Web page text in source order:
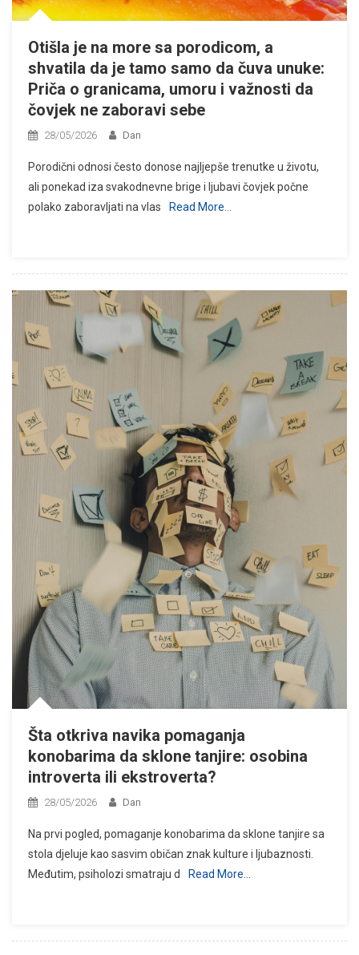
Otišla je na more sa porodicom, a
shvatila da je tamo samo da čuva unuke:
Priča o granicama, umoru i važnosti da
čovjek ne zaboravi sebe
28/05/2026 Dan
Porodični odnosi često donose najljepše trenutke u životu,
ali ponekad iza svakodnevne brige i ljubavi čovjek počne
polako zaboravljati na vlas
Read More…
Šta otkriva navika pomaganja
konobarima da sklone tanjire: osobina
introverta ili ekstroverta?
28/05/2026 Dan
Na prvi pogled, pomaganje konobarima da sklone tanjire sa
stola djeluje kao sasvim običan znak kulture i ljubaznosti.
Međutim, psiholozi smatraju d
Read More…